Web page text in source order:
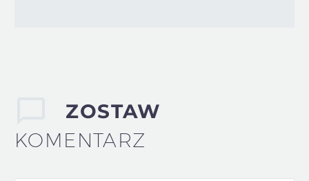
ZOSTAW
KOMENTARZ